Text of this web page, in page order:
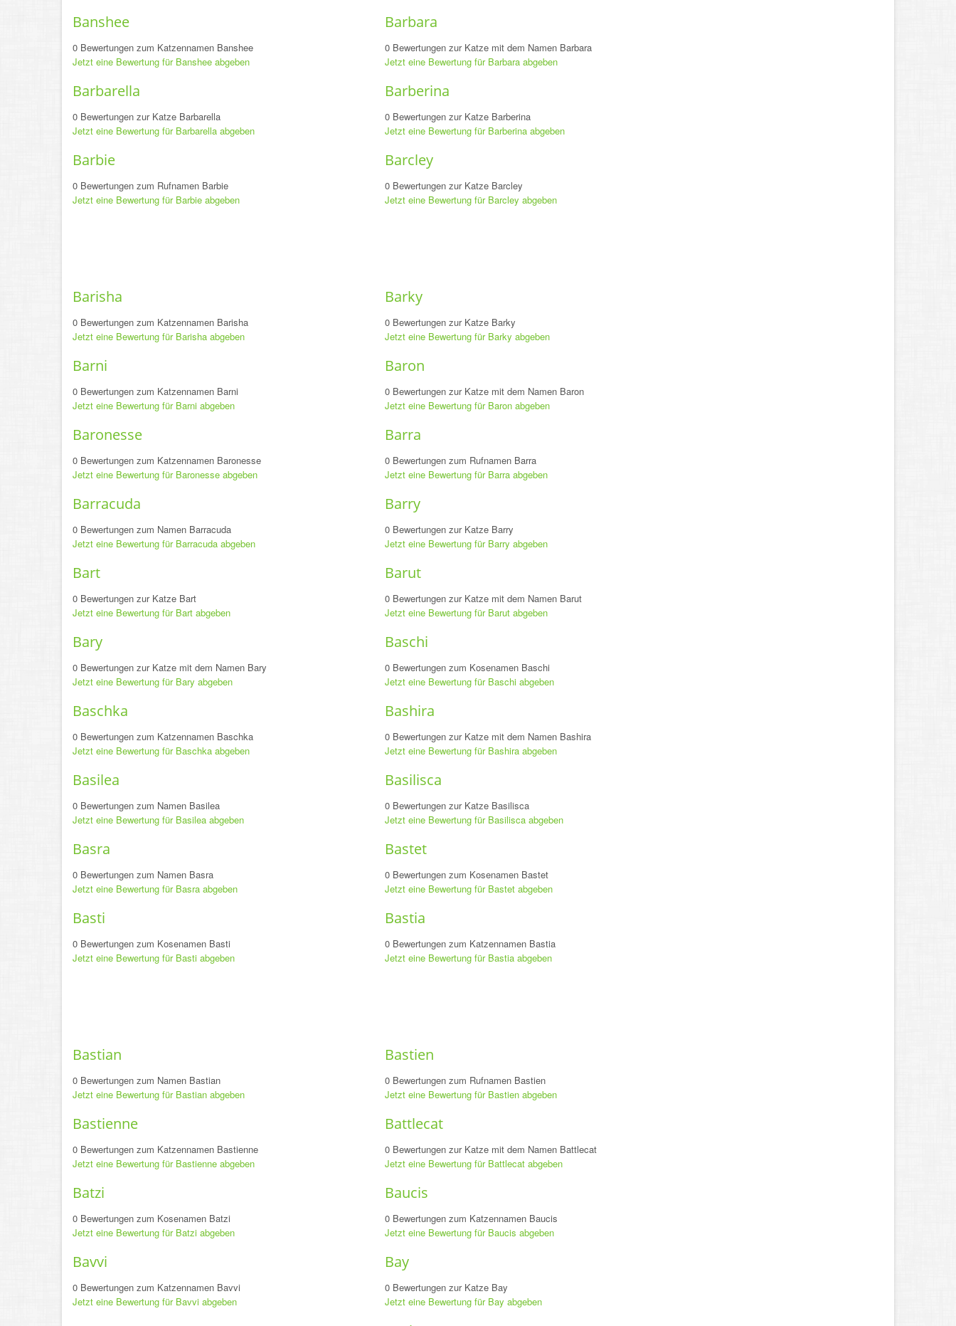
Banshee
0 Bewertungen zum Katzennamen Banshee
Jetzt eine Bewertung für Banshee abgeben
Barbara
0 Bewertungen zur Katze mit dem Namen Barbara
Jetzt eine Bewertung für Barbara abgeben
Barbarella
0 Bewertungen zur Katze Barbarella
Jetzt eine Bewertung für Barbarella abgeben
Barberina
0 Bewertungen zur Katze Barberina
Jetzt eine Bewertung für Barberina abgeben
Barbie
0 Bewertungen zum Rufnamen Barbie
Jetzt eine Bewertung für Barbie abgeben
Barcley
0 Bewertungen zur Katze Barcley
Jetzt eine Bewertung für Barcley abgeben
Barisha
0 Bewertungen zum Katzennamen Barisha
Jetzt eine Bewertung für Barisha abgeben
Barky
0 Bewertungen zur Katze Barky
Jetzt eine Bewertung für Barky abgeben
Barni
0 Bewertungen zum Katzennamen Barni
Jetzt eine Bewertung für Barni abgeben
Baron
0 Bewertungen zur Katze mit dem Namen Baron
Jetzt eine Bewertung für Baron abgeben
Baronesse
0 Bewertungen zum Katzennamen Baronesse
Jetzt eine Bewertung für Baronesse abgeben
Barra
0 Bewertungen zum Rufnamen Barra
Jetzt eine Bewertung für Barra abgeben
Barracuda
0 Bewertungen zum Namen Barracuda
Jetzt eine Bewertung für Barracuda abgeben
Barry
0 Bewertungen zur Katze Barry
Jetzt eine Bewertung für Barry abgeben
Bart
0 Bewertungen zur Katze Bart
Jetzt eine Bewertung für Bart abgeben
Barut
0 Bewertungen zur Katze mit dem Namen Barut
Jetzt eine Bewertung für Barut abgeben
Bary
0 Bewertungen zur Katze mit dem Namen Bary
Jetzt eine Bewertung für Bary abgeben
Baschi
0 Bewertungen zum Kosenamen Baschi
Jetzt eine Bewertung für Baschi abgeben
Baschka
0 Bewertungen zum Katzennamen Baschka
Jetzt eine Bewertung für Baschka abgeben
Bashira
0 Bewertungen zur Katze mit dem Namen Bashira
Jetzt eine Bewertung für Bashira abgeben
Basilea
0 Bewertungen zum Namen Basilea
Jetzt eine Bewertung für Basilea abgeben
Basilisca
0 Bewertungen zur Katze Basilisca
Jetzt eine Bewertung für Basilisca abgeben
Basra
0 Bewertungen zum Namen Basra
Jetzt eine Bewertung für Basra abgeben
Bastet
0 Bewertungen zum Kosenamen Bastet
Jetzt eine Bewertung für Bastet abgeben
Basti
0 Bewertungen zum Kosenamen Basti
Jetzt eine Bewertung für Basti abgeben
Bastia
0 Bewertungen zum Katzennamen Bastia
Jetzt eine Bewertung für Bastia abgeben
Bastian
0 Bewertungen zum Namen Bastian
Jetzt eine Bewertung für Bastian abgeben
Bastien
0 Bewertungen zum Rufnamen Bastien
Jetzt eine Bewertung für Bastien abgeben
Bastienne
0 Bewertungen zum Katzennamen Bastienne
Jetzt eine Bewertung für Bastienne abgeben
Battlecat
0 Bewertungen zur Katze mit dem Namen Battlecat
Jetzt eine Bewertung für Battlecat abgeben
Batzi
0 Bewertungen zum Kosenamen Batzi
Jetzt eine Bewertung für Batzi abgeben
Baucis
0 Bewertungen zum Katzennamen Baucis
Jetzt eine Bewertung für Baucis abgeben
Bavvi
0 Bewertungen zum Katzennamen Bavvi
Jetzt eine Bewertung für Bavvi abgeben
Bay
0 Bewertungen zur Katze Bay
Jetzt eine Bewertung für Bay abgeben